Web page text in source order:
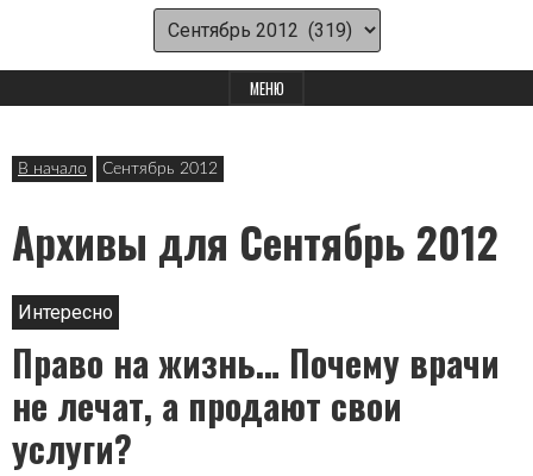
для
в
заголовке
Архив
МЕНЮ
В начало Сентябрь 2012
Архивы для Сентябрь 2012
Интересно
Право на жизнь… Почему врачи
не лечат, а продают свои
услуги?